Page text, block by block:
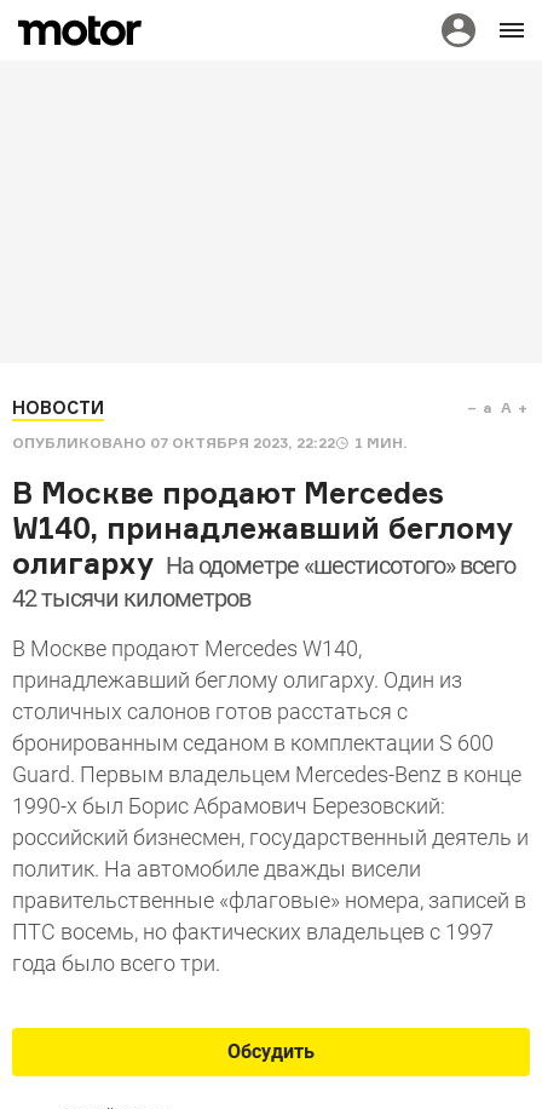
НОВОСТИ
ОПУБЛИКОВАНО 07 ОКТЯБРЯ 2023, 22:22 1 МИН.
a A
В Москве продают Mercedes
W140, принадлежавший беглому
олигарху На одометре «шестисотого» всего
42 тысячи километров
В Москве продают Mercedes W140,
принадлежавший беглому олигарху. Один из
столичных салонов готов расстаться с
бронированным седаном в комплектации S 600
Guard. Первым владельцем Mercedes-Benz в конце
1990-х был Борис Абрамович Березовский:
российский бизнесмен, государственный деятель и
политик. На автомобиле дважды висели
правительственные «флаговые» номера, записей в
ПТС восемь, но фактических владельцев с 1997
года было всего три.
Обсудить